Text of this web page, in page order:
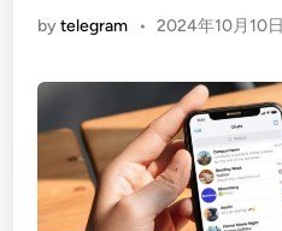
bytelegram • 2024年10月10日